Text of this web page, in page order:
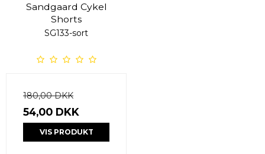
Sandgaard Cykel
Shorts
SG133-sort
180,00 DKK
54,00 DKK
VIS PRODUKT